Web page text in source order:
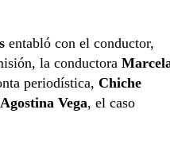
entabló con el conductor,
la conductora
periodística, Chiche
Agostina Vega, el caso